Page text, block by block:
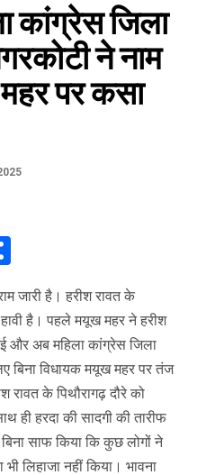
कांग्रेस जिला
ने नाम
पर कसा
जारी है। हरीश रावत के
हावी है। पहले मयूख महर ने हरीश
और अब महिला कांग्रेस जिला
बिना विधायक मयूख महर पर तंज
रावत के पिथौरागढ़ दौरे को
ही हरदा की सादगी की तारीफ
साफ किया कि कुछ लोगों ने
लिहाजा नहीं किया। भावना